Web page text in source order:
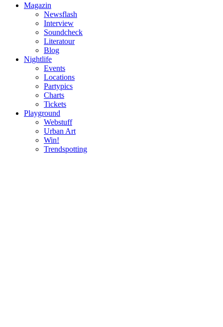
Magazin
Newsflash
Interview
Soundcheck
Literatour
Blog
Nightlife
Events
Locations
Partypics
Charts
Tickets
Playground
Webstuff
Urban Art
Win!
Trendspotting